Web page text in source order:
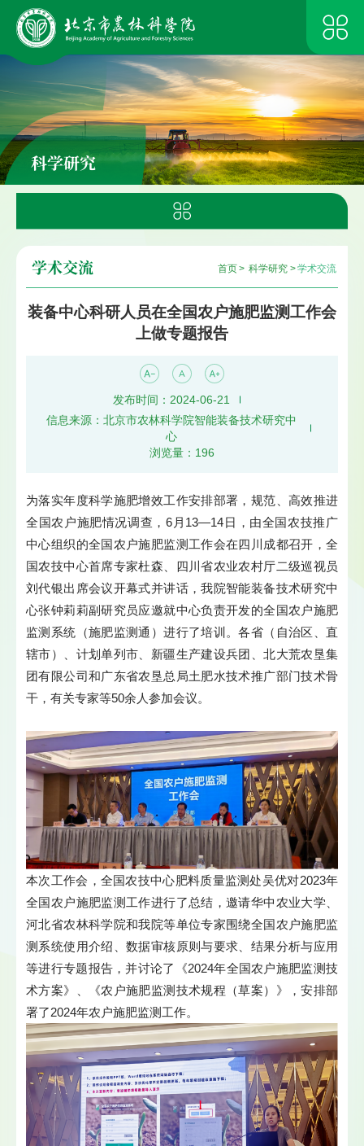
科学研究
首页> 科学研究 >学术交流
学术交流
装备中心科研人员在全国农户施肥监测工作会
上做专题报告
发布时间：2024-06-21
信息来源：北京市农林科学院智能装备技术研究中
心
浏览量： 196
为落实年度科学施肥增效工作安排部署，规范、高效推进
全国农户施肥情况调查，6月13—14日，由全国农技推广
中心组织的全国农户施肥监测工作会在四川成都召开，全
国农技中心首席专家杜森、四川省农业农村厅二级巡视员
刘代银出席会议开幕式并讲话，我院智能装备技术研究中
心张钟莉莉副研究员应邀就中心负责开发的全国农户施肥
监测系统（施肥监测通）进行了培训。各省（自治区、直
辖市）、计划单列市、新疆生产建设兵团、北大荒农垦集
团有限公司和广东省农垦总局土肥水技术推广部门技术骨
干，有关专家等50余人参加会议。
本次工作会，全国农技中心肥料质量监测处吴优对2023年
全国农户施肥监测工作进行了总结，邀请华中农业大学、
河北省农林科学院和我院等单位专家围绕全国农户施肥监
测系统使用介绍、数据审核原则与要求、结果分析与应用
等进行专题报告，并讨论了《2024年全国农户施肥监测技
术方案》、《农户施肥监测技术规程（草案）》，安排部
署了2024年农户施肥监测工作。